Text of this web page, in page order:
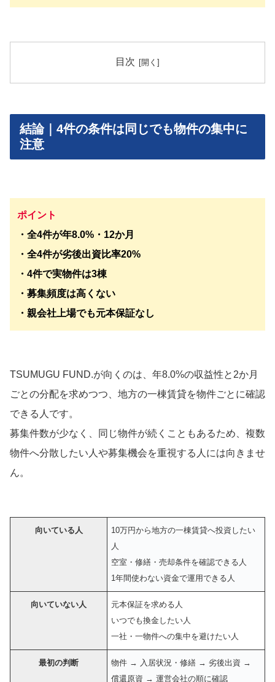
目次
結論｜4件の条件は同じでも物件の集中に
注意
ポイント
・全4件が年8.0%・12か月
・全4件が劣後出資比率20%
・4件で実物件は3棟
・募集頻度は高くない
・親会社上場でも元本保証なし
TSUMUGU FUND.が向くのは、年8.0%の収益性と2か月
ごとの分配を求めつつ、地方の一棟賃貸を物件ごとに確認
できる人です。
募集件数が少なく、同じ物件が続くこともあるため、複数
物件へ分散したい人や募集機会を重視する人には向きませ
ん。
向いている人
10万円から地方の一棟賃貸へ投資したい
人
空室・修繕・売却条件を確認できる人
1年間使わない資金で運用できる人
向いていない人
元本保証を求める人
いつでも換金したい人
一社・一物件への集中を避けたい人
最初の判断
物件 → 入居状況・修繕 → 劣後出資 →
償還原資 → 運営会社の順に確認